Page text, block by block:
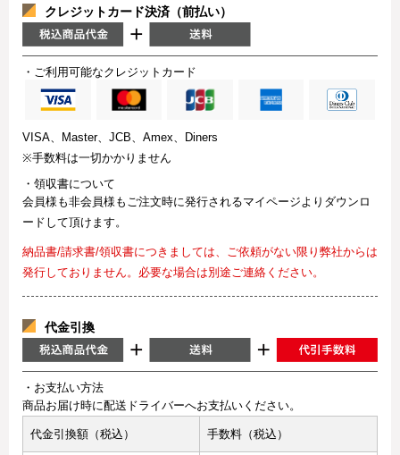
クレジットカード決済（前払い）
・ご利用可能なクレジットカード
VISA、Master、JCB、Amex、Diners
※手数料は一切かかりません
・領収書について
会員様も非会員様もご注文時に発行されるマイページよりダウンロ
ードして頂けます。
納品書/請求書/領収書につきましては、ご依頼がない限り弊社からは
発行しておりません。必要な場合は別途ご連絡ください。
代金引換
・お支払い方法
商品お届け時に配送ドライバーへお支払いください。
代金引換額（税込） 手数料（税込）